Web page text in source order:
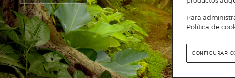
Para
Política de
CONFIGURAR